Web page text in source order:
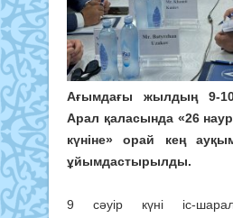
Ағымдағы жылдың 9-10
Арал қаласында «26
күніне» орай кең
ұйымдастырылды.
9 сәуір күні іс-